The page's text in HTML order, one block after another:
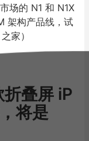
场的 N1 和 N1X
架构产品线，试
家）
叠屏 iP
将是